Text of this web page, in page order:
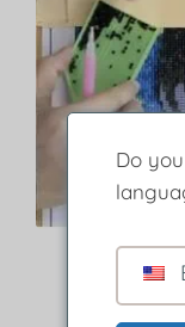
Elige
Do